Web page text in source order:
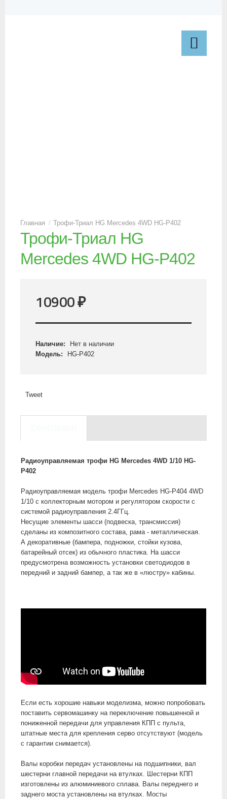
Трофи-Триал HG Mercedes 4WD HG-P402
Трофи-Триал HG
Mercedes 4WD HG-P402
10900₽
Наличие:
Нет в наличии
Модель:
HG-P402
Tweet
Радиоуправляемая трофи HG Mercedes 4WD 1/10 HG-
P402
Радиоуправляемая модель трофи Mercedes HG-P404 4WD
1/10 с коллекторным мотором и регулятором скорости с
системой радиоуправления 2.4ГГц.
Несущие элементы шасси (подвеска, трансмиссия)
сделаны из композитного состава, рама - металлическая.
А декоративные (бампера, подножки, стойки кузова,
батарейный отсек) из обычного пластика. На шасси
предусмотрена возможность установки светодиодов в
передний и задний бампер, а так же в «люстру» кабины.
Если есть хорошие навыки моделизма, можно попробовать
поставить сервомашинку на переключение повышенной и
пониженной передачи для управления КПП с пульта,
штатные места для крепления серво отсутствуют (модель
с гарантии снимается).
Валы коробки передач установлены на подшипники, вал
шестерни главной передачи на втулках. Шестерни КПП
изготовлены из алюминиевого сплава. Валы переднего и
заднего моста установлены на втулках. Мосты